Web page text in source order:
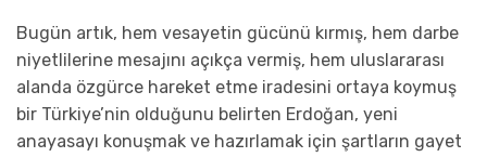
Bugün artık, hem vesayetin gücünü kırmış, hem darbe
niyetlilerine mesajını açıkça vermiş, hem uluslararası
alanda özgürce hareket etme iradesini ortaya koymuş
bir Türkiye’nin olduğunu belirten Erdoğan, yeni
anayasayı konuşmak ve hazırlamak için şartların gayet